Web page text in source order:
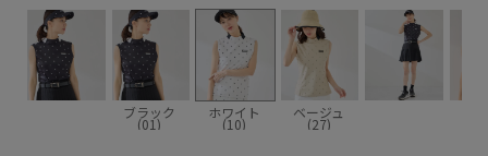
ブラック
(01)
ホワイト
(10)
ベージュ
(27)